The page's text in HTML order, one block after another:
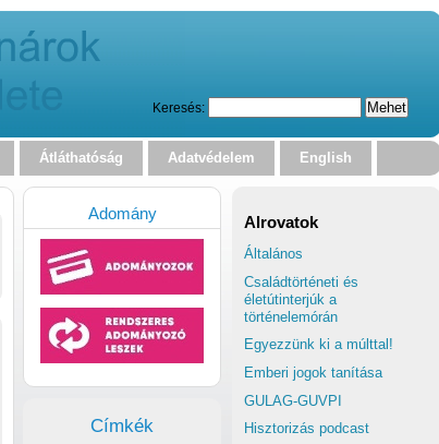
Keresés:
Átláthatóság Adatvédelem English
Alrovatok
Általános
Családtörténeti és
életútinterjúk a
történelemórán
Egyezzünk ki a múlttal!
Emberi jogok tanítása
GULAG-GUVPI
Hisztorizás podcast
Adomány
Címkék